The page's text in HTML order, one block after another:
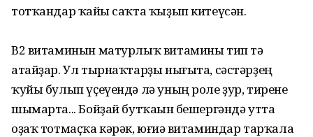
тотҡандар ҡайһы саҡта ҡыҙып китеүсән.
В2 витаминын матурлыҡ витамины тип тә
атайҙар. Ул тырнаҡтарҙы нығыта, сәстәрҙең
ҡуйы булып үҫеүендә лә уның роле ҙур, тирене
шымарта... Бойҙай бутҡаһын бешергәндә утта
оҙаҡ тотмаҫҡа кәрәк, юғиһә витаминдар тарҡала